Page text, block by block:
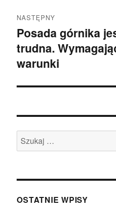
NASTĘPNY
Następny
wpis:
Posada górnika
trudna.
warunki
Szukaj:
OSTATNIE WPISY